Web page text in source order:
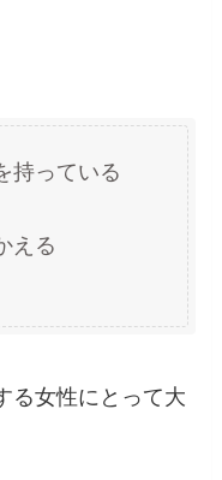
持っている
える
る女性にとって大